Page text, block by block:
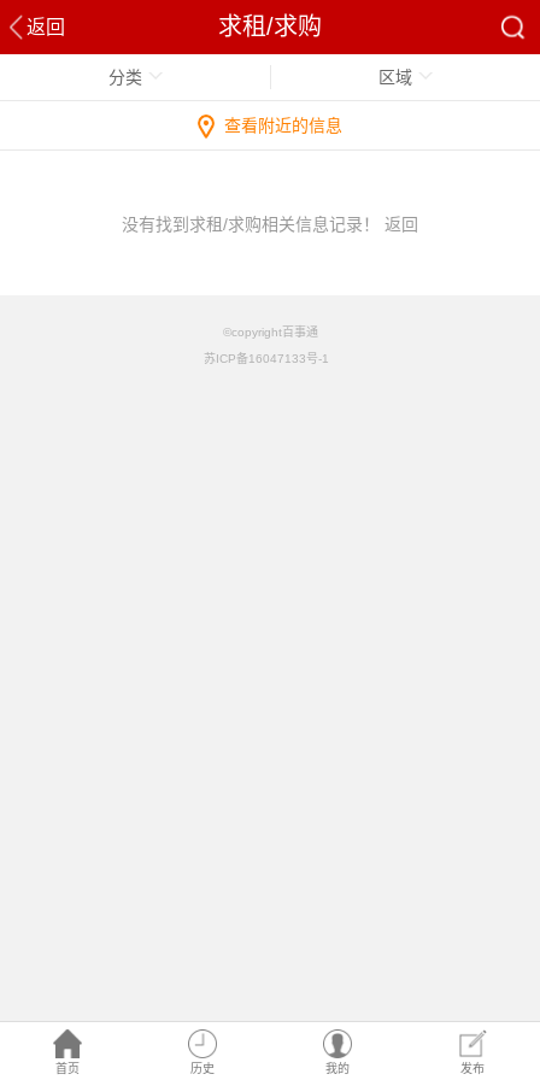
返回 求租/求购
首页 历史 我的 发布
分类 区域
查看附近的信息
没有找到求租/求购相关信息记录！ 返回
©copyright百事通
苏ICP备16047133号-1